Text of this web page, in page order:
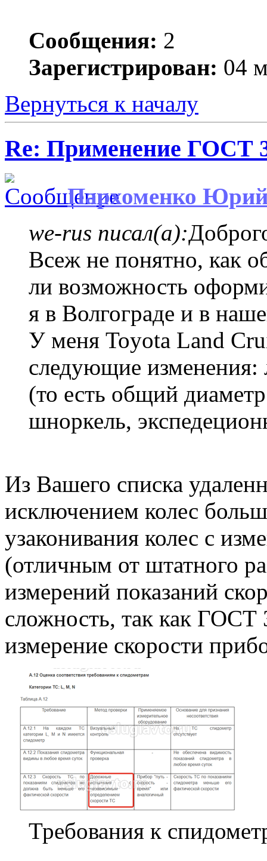
Сообщения: 2
Зарегистрирован: 04
Вернуться к началу
Re: Применение ГОСТ
Пархоменко
we-rus писал(а):
Всеж не понятно, как
ли возможность
я в Волгограде и в
У меня Toyota Land
следующие изменения:
(то есть общий
шноркель,
Из Вашего списка
исключением колес
узаконивания колес с
(отличным от штатного
измерений показаний
сложность, так как ГОСТ
измерение скорости
Требования к